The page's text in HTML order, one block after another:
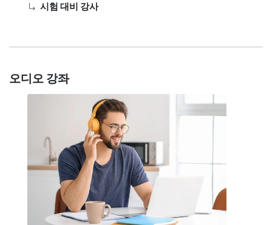
시험 대비 강사
오디오 강좌